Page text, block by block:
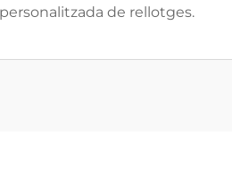
de rellotges.